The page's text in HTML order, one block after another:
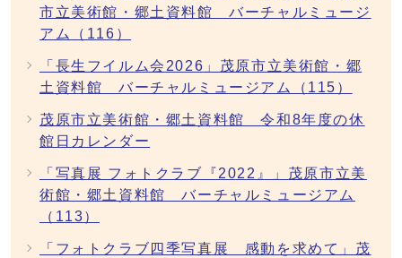
市立美術館・郷土資料館 バーチャルミュージ
アム（116）
「長生フイルム会2026」茂原市立美術館・郷
土資料館 バーチャルミュージアム（115）
茂原市立美術館・郷土資料館 令和8年度の休
館日カレンダー
「写真展 フォトクラブ『2022』」茂原市立美
術館・郷土資料館 バーチャルミュージアム
（113）
「フォトクラブ四季写真展 感動を求めて」茂